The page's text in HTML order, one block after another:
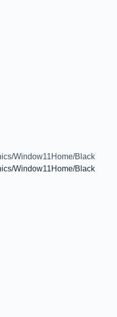
Window11Home/Black
Window11Home/Black